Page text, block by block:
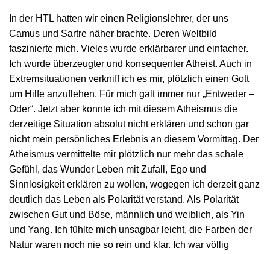
In der HTL hatten wir einen Religionslehrer, der uns
Camus und Sartre näher brachte. Deren Weltbild
faszinierte mich. Vieles wurde erklärbarer und einfacher.
Ich wurde überzeugter und konsequenter Atheist. Auch in
Extremsituationen verkniff ich es mir, plötzlich einen Gott
um Hilfe anzuflehen. Für mich galt immer nur „Entweder –
Oder“. Jetzt aber konnte ich mit diesem Atheismus die
derzeitige Situation absolut nicht erklären und schon gar
nicht mein persönliches Erlebnis an diesem Vormittag. Der
Atheismus vermittelte mir plötzlich nur mehr das schale
Gefühl, das Wunder Leben mit Zufall, Ego und
Sinnlosigkeit erklären zu wollen, wogegen ich derzeit ganz
deutlich das Leben als Polarität verstand. Als Polarität
zwischen Gut und Böse, männlich und weiblich, als Yin
und Yang. Ich fühlte mich unsagbar leicht, die Farben der
Natur waren noch nie so rein und klar. Ich war völlig